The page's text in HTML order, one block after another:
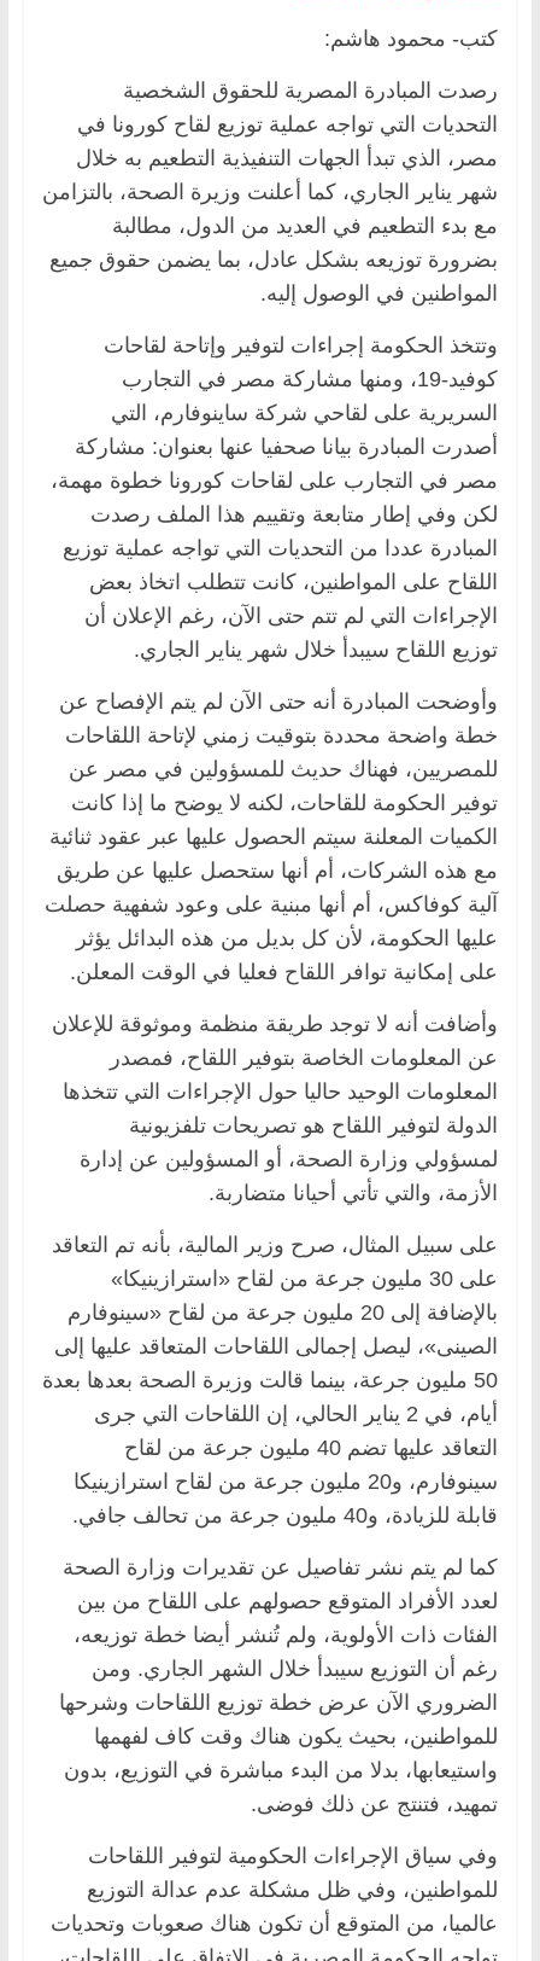
كتب- محمود هاشم:
رصدت المبادرة المصرية للحقوق الشخصية
التحديات التي تواجه عملية توزيع لقاح كورونا في
مصر، الذي تبدأ الجهات التنفيذية التطعيم به خلال
شهر يناير الجاري، كما أعلنت وزيرة الصحة، بالتزامن
مع بدء التطعيم في العديد من الدول، مطالبة
بضرورة توزيعه بشكل عادل، بما يضمن حقوق جميع
المواطنين في الوصول إليه.
وتتخذ الحكومة إجراءات لتوفير وإتاحة لقاحات
كوفيد-19، ومنها مشاركة مصر في التجارب
السريرية على لقاحي شركة ساينوفارم، التي
أصدرت المبادرة بيانا صحفيا عنها بعنوان: مشاركة
مصر في التجارب على لقاحات كورونا خطوة مهمة،
لكن وفي إطار متابعة وتقييم هذا الملف رصدت
المبادرة عددا من التحديات التي تواجه عملية توزيع
اللقاح على المواطنين، كانت تتطلب اتخاذ بعض
الإجراءات التي لم تتم حتى الآن، رغم الإعلان أن
توزيع اللقاح سيبدأ خلال شهر يناير الجاري.
وأوضحت المبادرة أنه حتى الآن لم يتم الإفصاح عن
خطة واضحة محددة بتوقيت زمني لإتاحة اللقاحات
للمصريين، فهناك حديث للمسؤولين في مصر عن
توفير الحكومة للقاحات، لكنه لا يوضح ما إذا كانت
الكميات المعلنة سيتم الحصول عليها عبر عقود ثنائية
مع هذه الشركات، أم أنها ستحصل عليها عن طريق
آلية كوفاكس، أم أنها مبنية على وعود شفهية حصلت
عليها الحكومة، ﻷن كل بديل من هذه البدائل يؤثر
على إمكانية توافر اللقاح فعليا في الوقت المعلن.
وأضافت أنه لا توجد طريقة منظمة وموثوقة للإعلان
عن المعلومات الخاصة بتوفير اللقاح، فمصدر
المعلومات الوحيد حاليا حول الإجراءات التي تتخذها
الدولة لتوفير اللقاح هو تصريحات تلفزيونية
لمسؤولي وزارة الصحة، أو المسؤولين عن إدارة
الأزمة، والتي تأتي أحيانا متضاربة.
على سبيل المثال، صرح وزير المالية، بأنه تم التعاقد
على 30 مليون جرعة من لقاح «استرازينيكا»
بالإضافة إلى 20 مليون جرعة من لقاح «سينوفارم
الصينى»، ليصل إجمالى اللقاحات المتعاقد عليها إلى
50 مليون جرعة، بينما قالت وزيرة الصحة بعدها بعدة
أيام، في 2 يناير الحالي، إن اللقاحات التي جرى
التعاقد عليها تضم 40 مليون جرعة من لقاح
سينوفارم، و20 مليون جرعة من لقاح استرازينيكا
قابلة للزيادة، و40 مليون جرعة من تحالف جافي.
كما لم يتم نشر تفاصيل عن تقديرات وزارة الصحة
لعدد الأفراد المتوقع حصولهم على اللقاح من بين
الفئات ذات الأولوية، ولم تُنشر أيضا خطة توزيعه،
رغم أن التوزيع سيبدأ خلال الشهر الجاري. ومن
الضروري الآن عرض خطة توزيع اللقاحات وشرحها
للمواطنين، بحيث يكون هناك وقت كاف لفهمها
واستيعابها، بدلا من البدء مباشرة في التوزيع، بدون
تمهيد، فتنتج عن ذلك فوضى.
وفي سياق الإجراءات الحكومية لتوفير اللقاحات
للمواطنين، وفي ظل مشكلة عدم عدالة التوزيع
عالميا، من المتوقع أن تكون هناك صعوبات وتحديات